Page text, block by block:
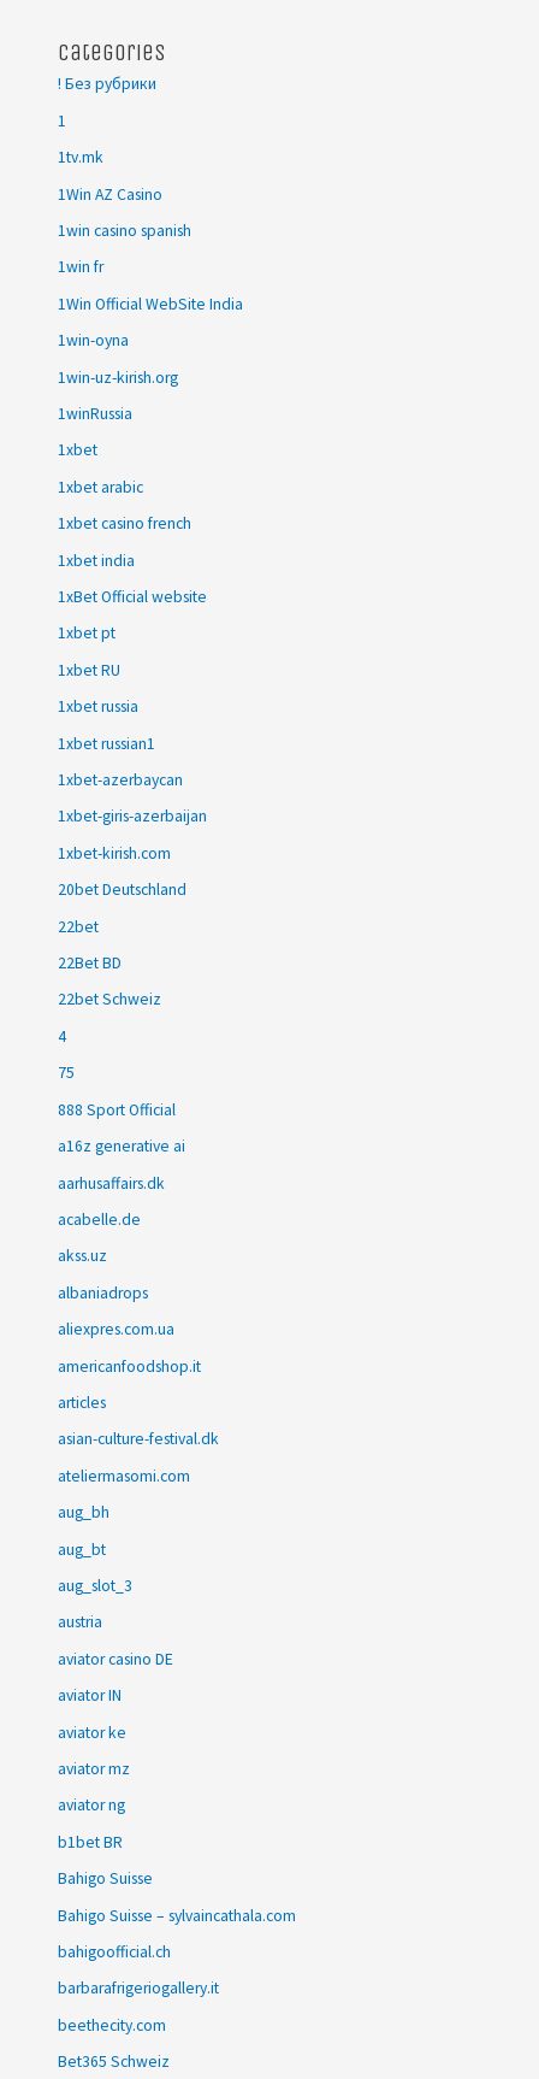
Categories
! Без рубрики
1
1tv.mk
1Win AZ Casino
1win casino spanish
1win fr
1Win Official WebSite India
1win-oyna
1win-uz-kirish.org
1winRussia
1xbet
1xbet arabic
1xbet casino french
1xbet india
1xBet Official website
1xbet pt
1xbet RU
1xbet russia
1xbet russian1
1xbet-azerbaycan
1xbet-giris-azerbaijan
1xbet-kirish.com
20bet Deutschland
22bet
22Bet BD
22bet Schweiz
4
75
888 Sport Official
a16z generative ai
aarhusaffairs.dk
acabelle.de
akss.uz
albaniadrops
aliexpres.com.ua
americanfoodshop.it
articles
asian-culture-festival.dk
ateliermasomi.com
aug_bh
aug_bt
aug_slot_3
austria
aviator casino DE
aviator IN
aviator ke
aviator mz
aviator ng
b1bet BR
Bahigo Suisse
Bahigo Suisse – sylvaincathala.com
bahigoofficial.ch
barbarafrigeriogallery.it
beethecity.com
Bet365 Schweiz